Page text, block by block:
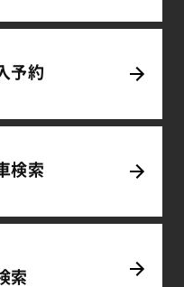
予約
検索
索